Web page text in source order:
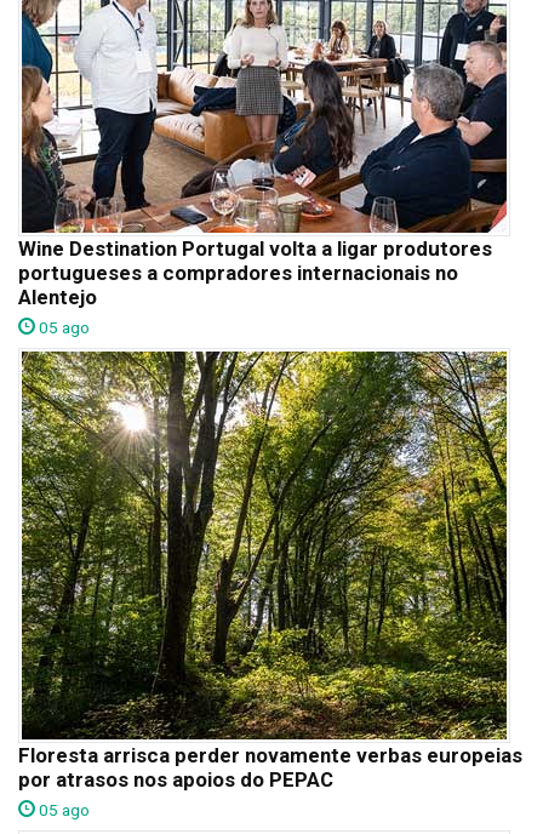
Wine Destination Portugal volta a ligar produtores
portugueses a compradores internacionais no
Alentejo
05 ago
Floresta arrisca perder novamente verbas europeias
por atrasos nos apoios do PEPAC
05 ago